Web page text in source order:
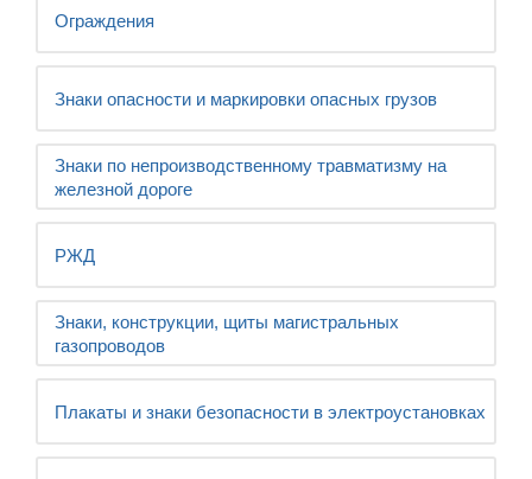
Ограждения
Знаки опасности и маркировки опасных грузов
Знаки по непроизводственному травматизму на
железной дороге
РЖД
Знаки, конструкции, щиты магистральных
газопроводов
Плакаты и знаки безопасности в электроустановках